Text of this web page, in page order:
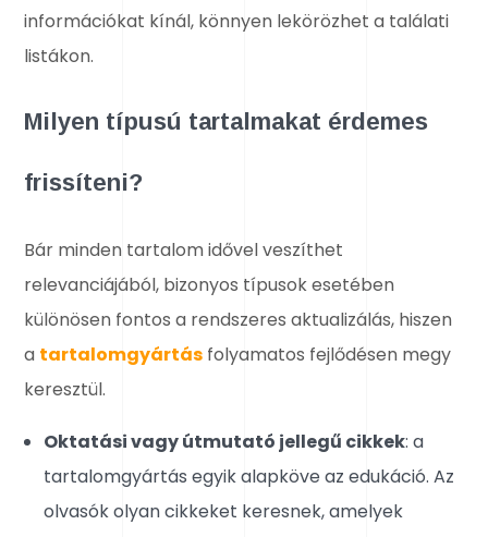
információkat kínál, könnyen lekörözhet a találati
listákon.
Milyen típusú tartalmakat érdemes
frissíteni?
Bár minden tartalom idővel veszíthet
relevanciájából, bizonyos típusok esetében
különösen fontos a rendszeres aktualizálás, hiszen
a tartalomgyártás folyamatos fejlődésen megy
keresztül.
Oktatási vagy útmutató jellegű cikkek: a
tartalomgyártás egyik alapköve az edukáció. Az
olvasók olyan cikkeket keresnek, amelyek